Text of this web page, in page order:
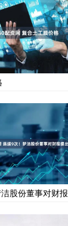
股份董事对财